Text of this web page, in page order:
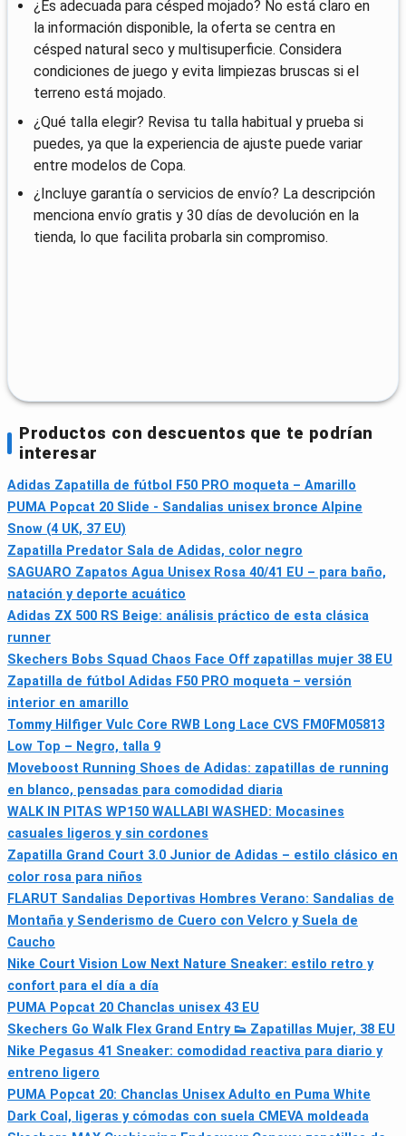
¿Es adecuada para césped mojado? No está claro en
la información disponible, la oferta se centra en
césped natural seco y multisuperficie. Considera
condiciones de juego y evita limpiezas bruscas si el
terreno está mojado.
¿Qué talla elegir? Revisa tu talla habitual y prueba si
puedes, ya que la experiencia de ajuste puede variar
entre modelos de Copa.
¿Incluye garantía o servicios de envío? La descripción
menciona envío gratis y 30 días de devolución en la
tienda, lo que facilita probarla sin compromiso.
Productos con descuentos que te podrían
interesar
Adidas Zapatilla de fútbol F50 PRO moqueta – Amarillo
PUMA Popcat 20 Slide - Sandalias unisex bronce Alpine
Snow (4 UK, 37 EU)
Zapatilla Predator Sala de Adidas, color negro
SAGUARO Zapatos Agua Unisex Rosa 40/41 EU – para baño,
natación y deporte acuático
Adidas ZX 500 RS Beige: análisis práctico de esta clásica
runner
Skechers Bobs Squad Chaos Face Off zapatillas mujer 38 EU
Zapatilla de fútbol Adidas F50 PRO moqueta – versión
interior en amarillo
Tommy Hilfiger Vulc Core RWB Long Lace CVS FM0FM05813
Low Top – Negro, talla 9
Moveboost Running Shoes de Adidas: zapatillas de running
en blanco, pensadas para comodidad diaria
WALK IN PITAS WP150 WALLABI WASHED: Mocasines
casuales ligeros y sin cordones
Zapatilla Grand Court 3.0 Junior de Adidas – estilo clásico en
color rosa para niños
FLARUT Sandalias Deportivas Hombres Verano: Sandalias de
Montaña y Senderismo de Cuero con Velcro y Suela de
Caucho
Nike Court Vision Low Next Nature Sneaker: estilo retro y
confort para el día a día
PUMA Popcat 20 Chanclas unisex 43 EU
Skechers Go Walk Flex Grand Entry 👟 Zapatillas Mujer, 38 EU
Nike Pegasus 41 Sneaker: comodidad reactiva para diario y
entreno ligero
PUMA Popcat 20: Chanclas Unisex Adulto en Puma White
Dark Coal, ligeras y cómodas con suela CMEVA moldeada